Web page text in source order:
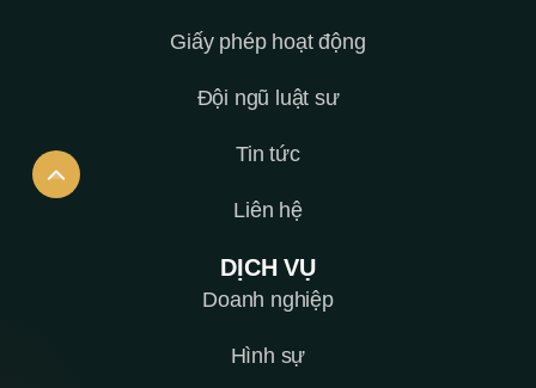
Giấy phép hoạt động
Đội ngũ luật sư
Tin tức
Liên hệ
DỊCH VỤ
Doanh nghiệp
Hình sự